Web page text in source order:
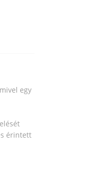
egy
érintett